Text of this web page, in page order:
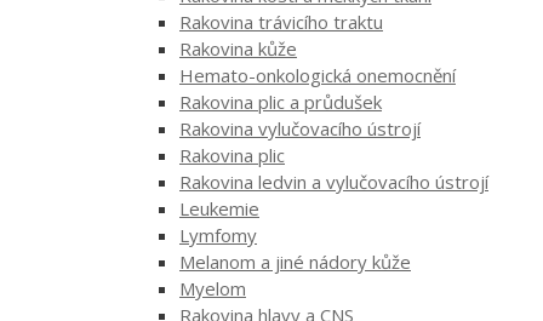
Rakovina trávicího traktu
Rakovina kůže
Hemato-onkologická onemocnění
Rakovina plic a průdušek
Rakovina vylučovacího ústrojí
Rakovina plic
Rakovina ledvin a vylučovacího ústrojí
Leukemie
Lymfomy
Melanom a jiné nádory kůže
Myelom
Rakovina hlavy a CNS